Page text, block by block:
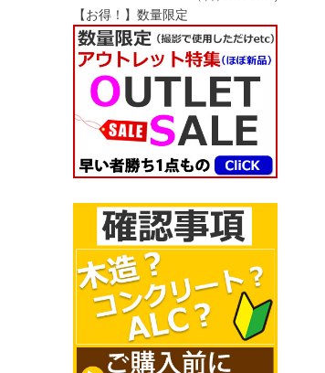
【お得！】数量限定